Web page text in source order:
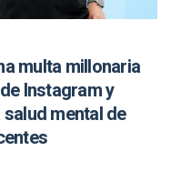
multa millonaria
Instagram y
mental de